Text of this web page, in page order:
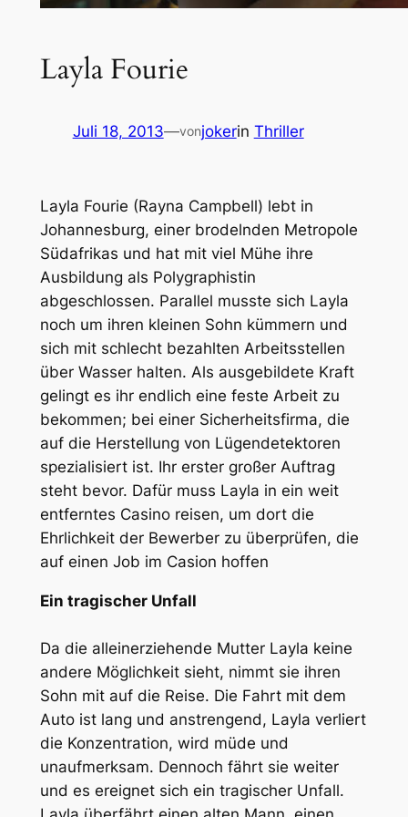
Layla Fourie
Juli 18, 2013—vonjokerin Thriller
Layla Fourie (Rayna Campbell) lebt in
Johannesburg, einer brodelnden Metropole
Südafrikas und hat mit viel Mühe ihre
Ausbildung als Polygraphistin
abgeschlossen. Parallel musste sich Layla
noch um ihren kleinen Sohn kümmern und
sich mit schlecht bezahlten Arbeitsstellen
über Wasser halten. Als ausgebildete Kraft
gelingt es ihr endlich eine feste Arbeit zu
bekommen; bei einer Sicherheitsfirma, die
auf die Herstellung von Lügendetektoren
spezialisiert ist. Ihr erster großer Auftrag
steht bevor. Dafür muss Layla in ein weit
entferntes Casino reisen, um dort die
Ehrlichkeit der Bewerber zu überprüfen, die
auf einen Job im Casion hoffen
Ein tragischer Unfall
Da die alleinerziehende Mutter Layla keine
andere Möglichkeit sieht, nimmt sie ihren
Sohn mit auf die Reise. Die Fahrt mit dem
Auto ist lang und anstrengend, Layla verliert
die Konzentration, wird müde und
unaufmerksam. Dennoch fährt sie weiter
und es ereignet sich ein tragischer Unfall.